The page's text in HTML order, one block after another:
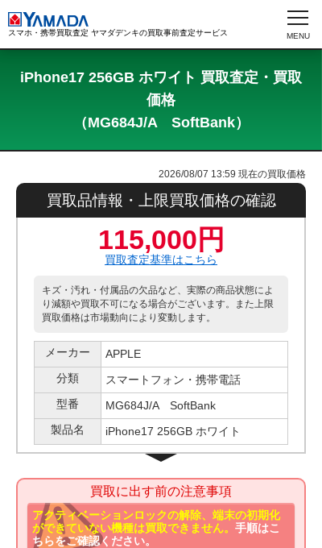
スマホ・携帯買取査定 ヤマダデンキの買取事前査定サービス
iPhone17 256GB ホワイト 買取査定・買取
価格
（MG684J/A SoftBank）
2026/08/07 13:59 現在の買取価格
買取品情報・上限買取価格の確認
115,000円
買取査定基準はこちら
キズ・汚れ・付属品の欠品など、実際の商品状態によ
り減額や買取不可になる場合がございます。また上限
買取価格は市場動向により変動します。
メーカー
APPLE
分類
スマートフォン・携帯電話
型番
MG684J/A SoftBank
製品名
iPhone17 256GB ホワイト
買取に出す前の注意事項
アクティベーションロックの解除、端末の初期化
ができていない機種は買取できません。手順はこ
ちらをご確認ください。